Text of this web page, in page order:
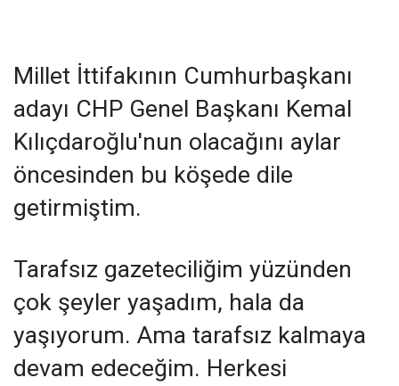
Millet İttifakının Cumhurbaşkanı
adayı CHP Genel Başkanı Kemal
Kılıçdaroğlu'nun olacağını aylar
öncesinden bu köşede dile
getirmiştim.
Tarafsız gazeteciliğim yüzünden
çok şeyler yaşadım, hala da
yaşıyorum. Ama tarafsız kalmaya
devam edeceğim. Herkesi